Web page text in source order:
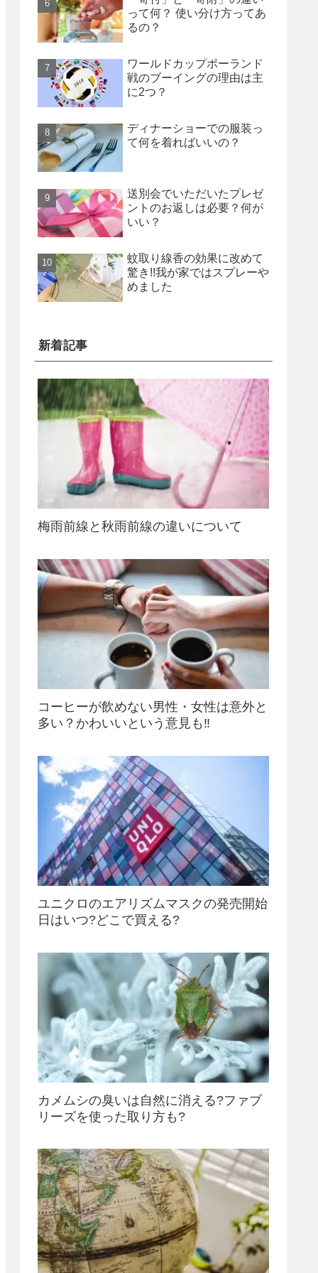
って何？ 使い分け方ってあ
るの？
ワールドカップポーランド
戦のブーイングの理由は主
に2つ？
ディナーショーでの服装っ
て何を着ればいいの？
送別会でいただいたプレゼ
ントのお返しは必要？何が
いい？
蚊取り線香の効果に改めて
驚き!!我が家ではスプレーや
めました
新着記事
梅雨前線と秋雨前線の違いについて
コーヒーが飲めない男性・女性は意外と
多い？かわいいという意見も‼
ユニクロのエアリズムマスクの発売開始
日はいつ?どこで買える?
カメムシの臭いは自然に消える?ファブ
リーズを使った取り方も?